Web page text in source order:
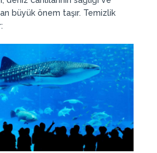
büyük önem taşır. Temizlik